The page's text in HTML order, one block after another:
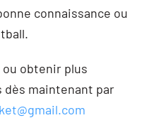
connaissance ou
obtenir plus
dès maintenant par